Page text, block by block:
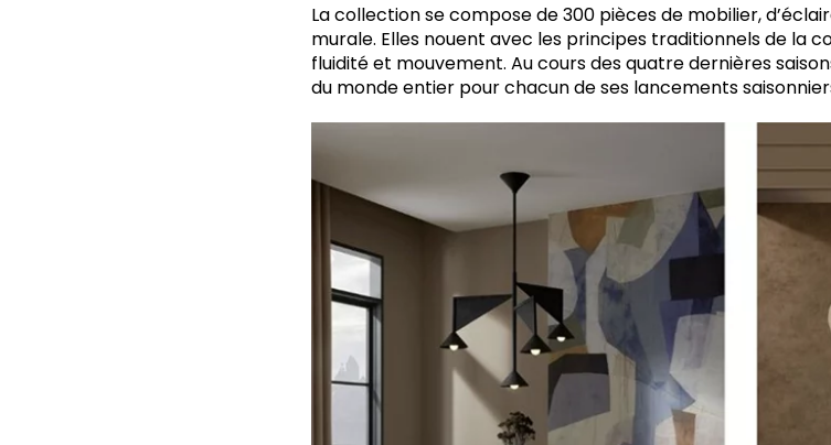
La collection se compose de 300 pièces de mobilier,
murale. Elles nouent avec les principes traditionnels de la
fluidité et mouvement. Au cours des quatre dernières
du monde entier pour chacun de ses lancements